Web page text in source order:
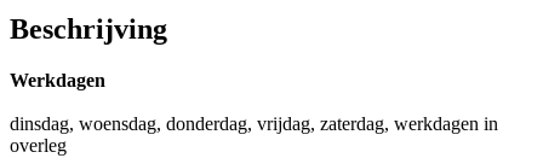
Beschrijving
Werkdagen
dinsdag, woensdag, donderdag, vrijdag, zaterdag, werkdagen in
overleg